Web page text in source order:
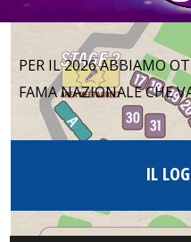
PER IL 2026 ABBIAMO
FAMA NAZIONALE CHE
IL